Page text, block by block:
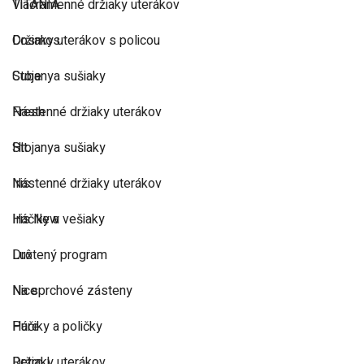
TITANIA
Cosmos
Cube
Fresh
Hit
Iris
Iris New
Lux
Nice
Pure
Viacramenné držiaky uterákov
Držiaky uterákov s policou
Stojanya sušiaky
Nástenné držiaky uterákov
Stojanya sušiaky
Nástenné držiaky uterákov
Háčiky a vešiaky
Drôtený program
Na sprchové zásteny
Háčiky a poličky